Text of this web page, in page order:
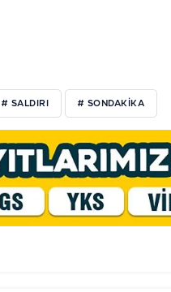
# SALDIRI # SONDAKIKA